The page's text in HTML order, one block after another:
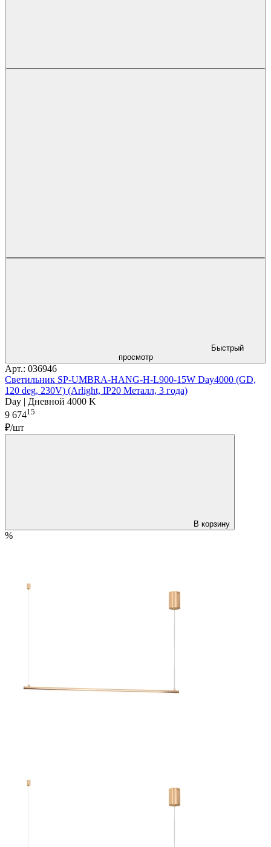
Быстрый
просмотр
Арт.: 036946
Светильник SP-UMBRA-HANG-H-L900-15W Day4000 (GD,
120 deg, 230V) (Arlight, IP20 Металл, 3 года)
Day | Дневной 4000 K
9 67415
₽/шт
В корзину
%